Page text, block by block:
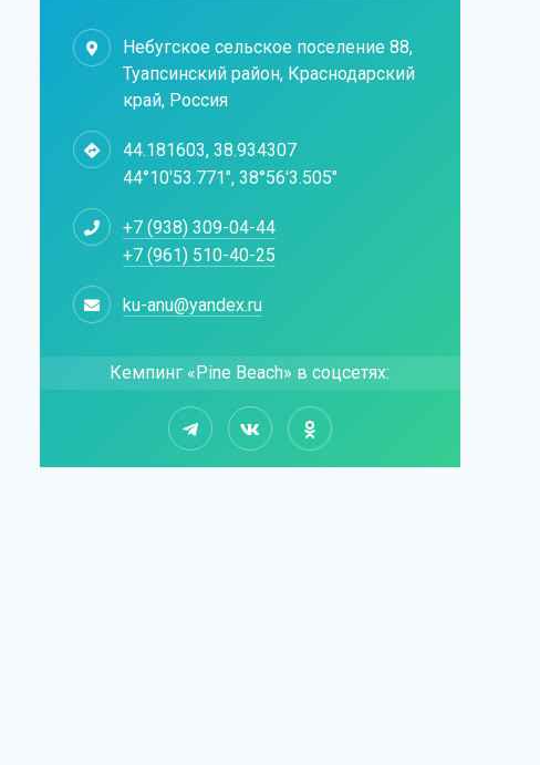
Небугское сельское поселение 88,
Туапсинский район, Краснодарский
край, Россия
44.181603, 38.934307
44°10'53.771", 38°56'3.505"
+7 (938) 309-04-44
+7 (961) 510-40-25
ku-anu@yandex.ru
Кемпинг «Pine Beach» в соцсетях: